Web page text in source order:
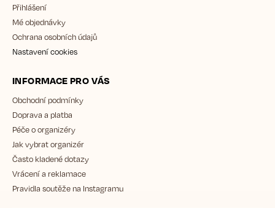
Přihlášení
Mé objednávky
Ochrana osobních údajů
Nastavení cookies
INFORMACE PRO VÁS
Obchodní podmínky
Doprava a platba
Péče o organizéry
Jak vybrat organizér
Často kladené dotazy
Vrácení a reklamace
Pravidla soutěže na Instagramu